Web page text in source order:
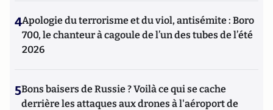
4Apologie du terrorisme et du viol, antisémite : Boro
700, le chanteur à cagoule de l’un des tubes de l’été
2026
5Bons baisers de Russie ? Voilà ce qui se cache
derrière les attaques aux drones à l'aéroport de